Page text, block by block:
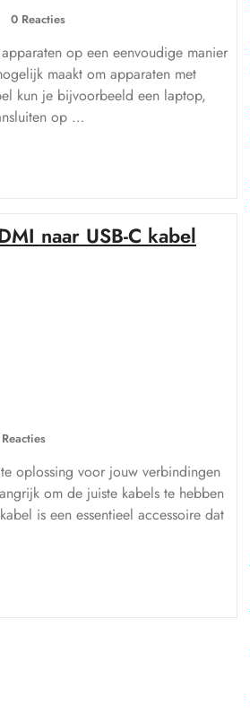
0 Reacties
op een eenvoudige manier
maakt om apparaten met
kun je bijvoorbeeld een laptop,
op …
naar USB-C kabel
oplossing voor jouw verbindingen
om de juiste kabels te hebben
is een essentieel accessoire dat